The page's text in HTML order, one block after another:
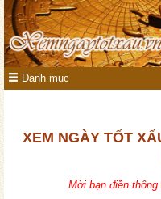
Danh mục
XEM NGÀY TỐT
Mời bạn điền